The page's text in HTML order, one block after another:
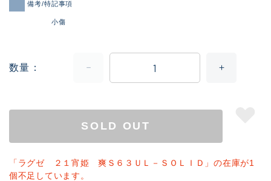
備考/特記事項
小傷
数量
SOLD OUT
「ラグゼ ２１宵姫 爽Ｓ６３ＵＬ－ＳＯＬＩＤ」の在庫が1
個不足しています。